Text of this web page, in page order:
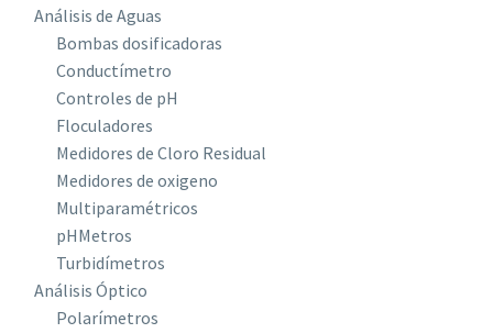
Análisis de Aguas
Bombas dosificadoras
Conductímetro
Controles de pH
Floculadores
Medidores de Cloro Residual
Medidores de oxigeno
Multiparamétricos
pHMetros
Turbidímetros
Análisis Óptico
Polarímetros